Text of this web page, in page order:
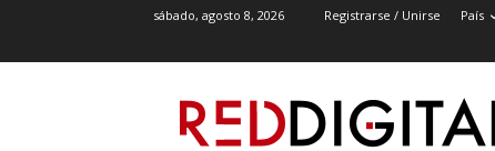
sábado, agosto 8, 2026 Registrarse / Unirse País